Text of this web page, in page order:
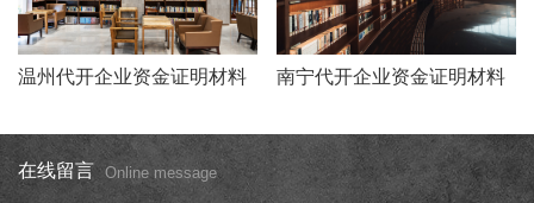
温州代开企业资金证明材料 南宁代开企业资金证明材料
在线留言 Online message